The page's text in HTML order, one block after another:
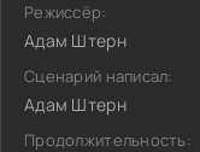
Режиссёр:
Адам Штерн
Сценарий написал:
Адам Штерн
Продолжительность: